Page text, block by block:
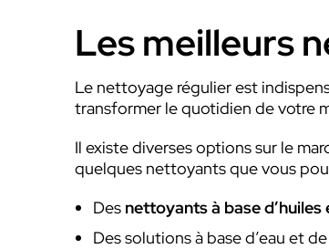
Les meilleurs
Le nettoyage régulier est
transformer le quotidien de votre
Il existe diverses options sur le
quelques nettoyants que vous
Des nettoyants à base d’huiles
Des solutions à base d’eau et